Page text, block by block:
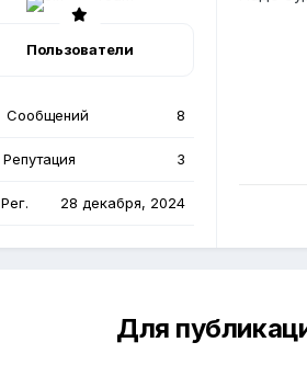
Пользователи
Сообщений 8
Репутация 3
Рег. 28 декабря, 2024
Для